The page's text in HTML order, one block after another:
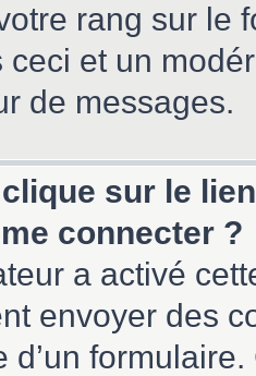
rang sur le
ceci et un
de messages.
sur le
connecter ?
a activé
envoyer des
d’un